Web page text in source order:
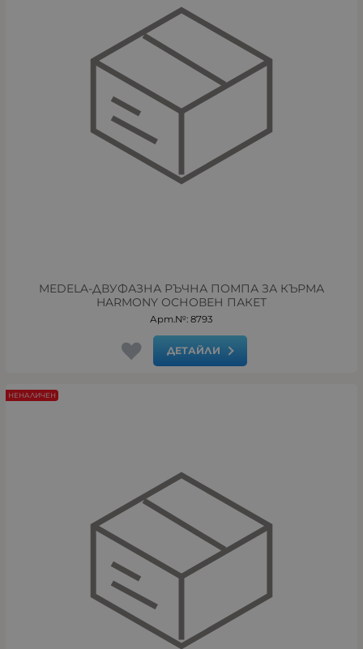
MEDELA-ДВУФАЗНА РЪЧНА ПОМПА ЗА КЪРМА
HARMONY ОСНОВЕН ПАКЕТ
Арт.№: 8793
ДЕТАЙЛИ
НЕНАЛИЧЕН